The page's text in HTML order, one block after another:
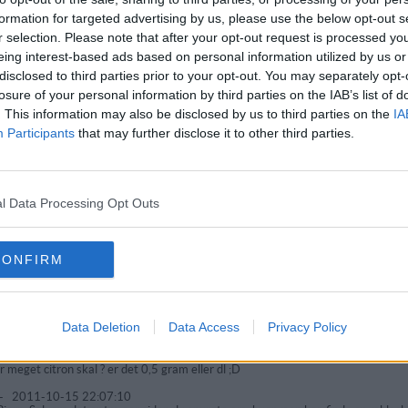
for targeted advertising by us, please use the below opt-out
selection. Please note that after your opt-out request is processed
interest-based ads based on personal information utilized by us
to third parties prior to your opt-out. You may separately
of your personal information by third parties on the IAB’s list of
This information may also be disclosed by us to third parties on the
Participants that may further disclose it to other third parties.
Data Processing Opt Outs
Data Deletion Data Access Privacy Policy
gode er de ikke, de mangler salt og dejen er lidt for tyk, men en god opskrift
naturligvis smør fra græsspisende køer og sødmælk... Ikke alt det pjat
og mælken er jo så lidt, desværre må vi alle acceptere melets påvirkning på
-
2012-07-27 16:07:15
gode :D kan anbefales :D
-2012-05-08 14:32:45
kan anbefales til allergikere. jeg har lige lavet dem med rismælk og de blev
en super nem opskrift..... Tak
N - D E - F R Y S E S!!!!!????? de jo super gode :D
2011-11-26 11:45:50
de dårligste æbleskiver jeg nogensinde har smagt. De smager af boller, og
meget citron skal ? er det 0,5 gram eller dl ;D
- 2011-10-15 22:07:10